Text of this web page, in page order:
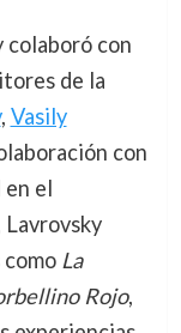
colaboró con
de la
, Vasily
con
en el
La
Rojo,